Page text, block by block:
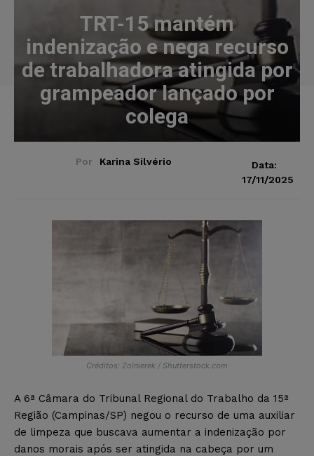
TRT-15 mantém
indenização e nega recurso
de trabalhadora atingida por
grampeador lançado por
colega
Por Karina Silvério
Data:
17/11/2025
Créditos: Zolnierek / Shutterstock.com
A 6ª Câmara do Tribunal Regional do Trabalho da 15ª
Região (Campinas/SP) negou o recurso de uma auxiliar
de limpeza que buscava aumentar a indenização por
danos morais após ser atingida na cabeça por um